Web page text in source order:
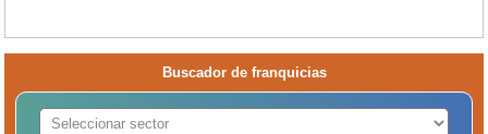
Buscador de franquicias